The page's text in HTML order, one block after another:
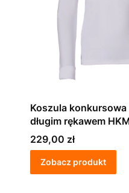
Koszula
długim rękawem
Cena
229,00 zł
Zobacz produkt